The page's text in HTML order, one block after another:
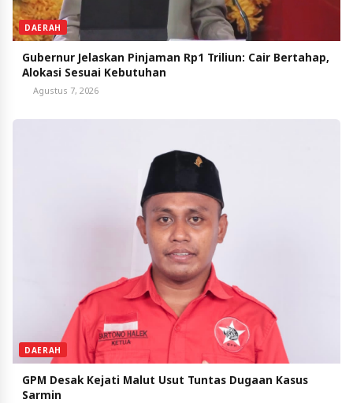
DAERAH
Gubernur Jelaskan Pinjaman Rp1 Triliun: Cair Bertahap,
Alokasi Sesuai Kebutuhan
Agustus 7, 2026
DAERAH
GPM Desak Kejati Malut Usut Tuntas Dugaan Kasus
Sarmin